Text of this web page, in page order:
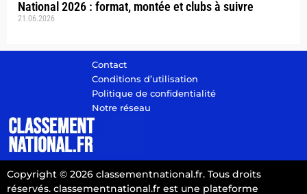
National 2026 : format, montée et clubs à suivre
21.06.2026
Contact
Conditions d’utilisation
Politique de confidentialité
Notre réseau
Copyright © 2026 classementnational.fr. Tous droits
réservés. classementnational.fr est une plateforme